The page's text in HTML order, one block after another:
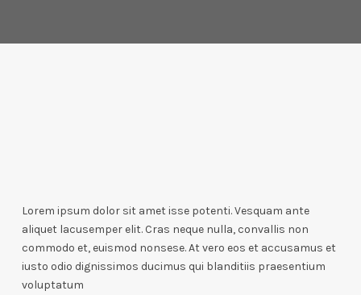
Lorem ipsum dolor sit amet isse potenti. Vesquam ante
aliquet lacusemper elit. Cras neque nulla, convallis non
commodo et, euismod nonsese. At vero eos et accusamus et
iusto odio dignissimos ducimus qui blanditiis praesentium
voluptatum